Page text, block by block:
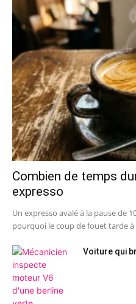
Combien de temps
expresso
Un expresso avalé à la pause de
pourquoi le coup de fouet tarde
Voiture qui